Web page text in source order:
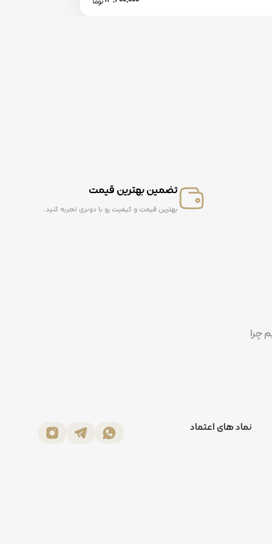
تضمین بهترین قیمت
بهترین قیمت و کیفیت رو با دونری تجربه کنید.
چرا
نماد های اعتماد